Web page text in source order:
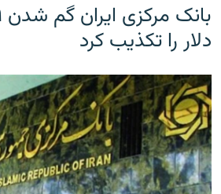
دلار را تکذیب کرد